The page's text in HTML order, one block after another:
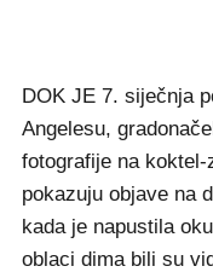
DOK JE 7. siječnja
Angelesu,
fotografije na
pokazuju objave na
kada je napustila
oblaci dima bili su